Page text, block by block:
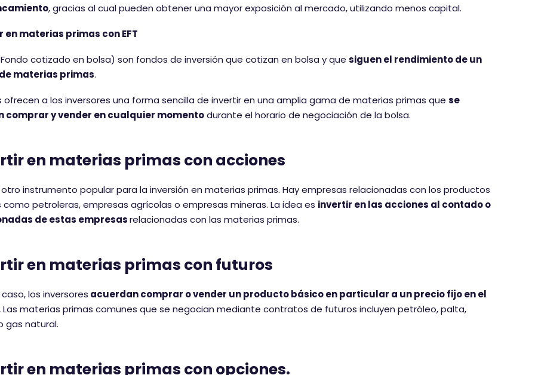
, gracias al cual pueden obtener una mayor exposición al mercado, utilizando menos capital.
en materias primas con EFT
(Fondo cotizado en bolsa) son fondos de inversión que cotizan en bolsa y que siguen el rendimiento de un
materias primas.
ofrecen a los inversores una forma sencilla de invertir en una amplia gama de materias primas que se
comprar y vender en cualquier momentodurante el horario de negociación de la bolsa.
en materias primas con acciones
otro instrumento popular para la inversión en materias primas. Hay empresas relacionadas con los productos
como petroleras, empresas agrícolas o empresas mineras. La idea es invertir en las acciones al contado o
de estas empresasrelacionadas con las materias primas.
en materias primas con futuros
los inversores acuerdan comprar o vender un producto básico en particular a un precio fijo en el
Las materias primas comunes que se negocian mediante contratos de futuros incluyen petróleo, palta,
gas natural.
en materias primas con opciones.